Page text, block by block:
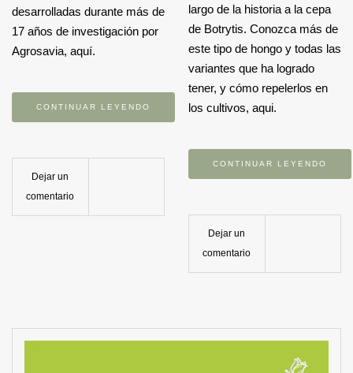
desarrolladas durante más de
17 años de investigación por
Agrosavia, aquí.
CONTINUAR LEYENDO
Dejar un
comentario
largo de la historia a la cepa
de Botrytis. Conozca más de
este tipo de hongo y todas las
variantes que ha logrado
tener, y cómo repelerlos en
los cultivos, aqui.
CONTINUAR LEYENDO
Dejar un
comentario